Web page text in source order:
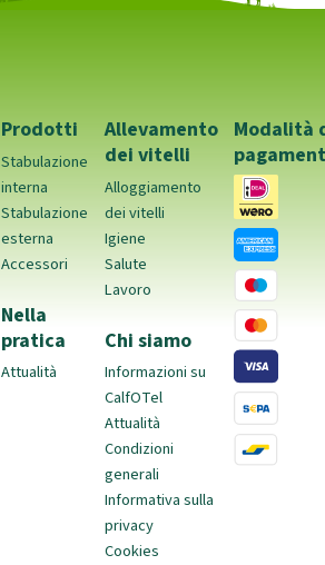
Prodotti
Stabulazione
interna
Stabulazione
esterna
Accessori
Nella
pratica
Attualità
Allevamento
dei vitelli
Alloggiamento
dei vitelli
Igiene
Salute
Lavoro
Chi siamo
Informazioni su
CalfOTel
Attualità
Condizioni
generali
Informativa sulla
privacy
Cookies
Modalità